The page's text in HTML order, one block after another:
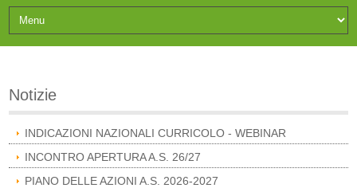
Notizie
INDICAZIONI NAZIONALI CURRICOLO - WEBINAR
INCONTRO APERTURA A.S. 26/27
PIANO DELLE AZIONI A.S. 2026-2027